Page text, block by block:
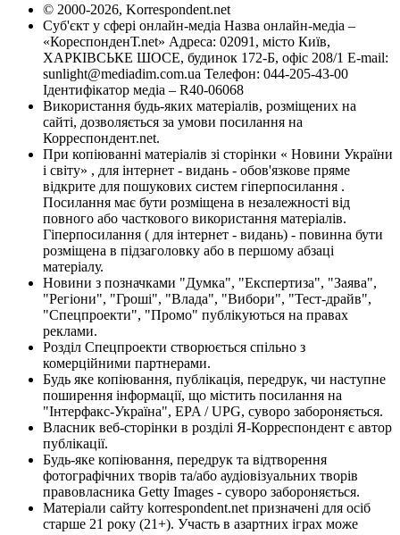
© 2000-2026, Korrespondent.net
Суб'єкт у сфері онлайн-медіа Назва онлайн-медіа –
«КореспонденТ.net» Адреса: 02091, місто Київ,
ХАРКІВСЬКЕ ШОСЕ, будинок 172-Б, офіс 208/1 E-mail:
sunlight@mediadim.com.ua Телефон: 044-205-43-00
Ідентифікатор медіа – R40-06068
Використання будь-яких матеріалів, розміщених на
сайті, дозволяється за умови посилання на
Корреспондент.net.
При копіюванні матеріалів зі сторінки « Новини України
і світу» , для інтернет - видань - обов'язкове пряме
відкрите для пошукових систем гіперпосилання .
Посилання має бути розміщена в незалежності від
повного або часткового використання матеріалів.
Гіперпосилання ( для інтернет - видань) - повинна бути
розміщена в підзаголовку або в першому абзаці
матеріалу.
Новини з позначками "Думка", "Експертиза", "Заява",
"Регіони", "Гроші", "Влада", "Вибори", "Тест-драйв",
"Спецпроекти", "Промо" публікуються на правах
реклами.
Розділ Спецпроекти створюється спільно з
комерційними партнерами.
Будь яке копіювання, публікація, передрук, чи наступне
поширення інформації, що містить посилання на
"Інтерфакс-Україна", EPA / UPG, суворо забороняється.
Власник веб-сторінки в розділі Я-Корреспондент є автор
публікації.
Будь-яке копіювання, передрук та відтворення
фотографічних творів та/або аудіовізуальних творів
правовласника Getty Images - суворо забороняється.
Матеріали сайту korrespondent.net призначені для осіб
старше 21 року (21+). Участь в азартних іграх може